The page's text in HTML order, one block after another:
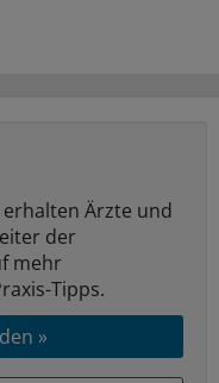
erhalten Ärzte und
der
mehr
Tipps.
»